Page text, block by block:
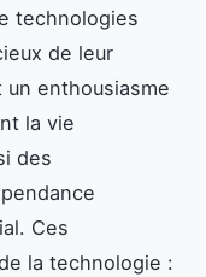
technologies
de leur
enthousiasme
la vie
des
Ces
la technologie :